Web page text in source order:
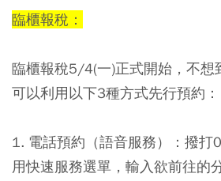
臨櫃報稅：
臨櫃報稅5/4(一)正式開始，不想
可以利用以下3種方式先行預約：
1. 電話預約（語音服務）： 撥打
用快速服務選單，輸入欲前往的